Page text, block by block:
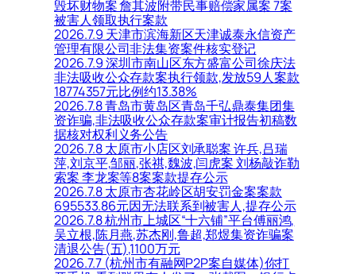
毁坏财物案 詹其波附带民事赔偿家属案 7案
被害人领取执行案款
2026.7.9 天津市滨海新区天津诚泰永信资产
管理有限公司非法集资案件核实登记
2026.7.9 深圳市南山区东方盛富公司徐庆法
非法吸收公众存款案执行领款,发放59人案款
18774357元比例约13.38%
2026.7.8 青岛市黄岛区青岛千弘鼎泰集团集
资诈骗,非法吸收公众存款案审计报告初稿数
据核对权利义务公告
2026.7.8 太原市小店区刘承聪案 许兵,吕瑞
萍,刘京平,邹丽,张祺,魏波,闫虎案 刘杨敲诈勒
索案 李龙案等8案案款提存公示
2026.7.8 太原市杏花岭区胡安罚金案案款
695533.86元因无法联系到被害人,提存公示
2026.7.8 杭州市上城区“十六铺”平台傅丽鸿,
吴立根,陈月燕,苏杰刚,鲁超,郑煜集资诈骗案
清退公告(五),1100万元
2026.7.7 (杭州市有融网P2P案自媒体)你打